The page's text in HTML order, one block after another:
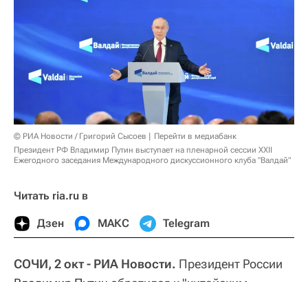
© РИА Новости / Григорий Сысоев
Перейти в медиабанк
Президент РФ Владимир Путин выступает на пленарной сессии XXII
Ежегодного заседания Международного дискуссионного клуба "Валдай"
Читать ria.ru в
Дзен МАКС Telegram
СОЧИ, 2 окт - РИА Новости. Президент России